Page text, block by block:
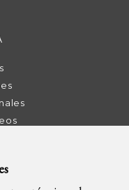
| 08003 Barcelona.